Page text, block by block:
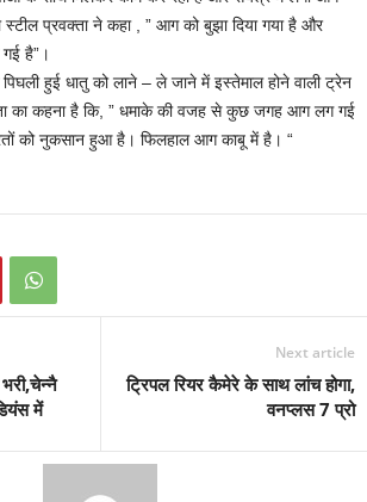
स्टील प्रवक्ता ने कहा , ” आग को बुझा दिया गया है और
है”।
हुई धातु को लाने – ले जाने में इस्तेमाल होने वाली ट्रेन
का कहना है कि, ” धमाके की वजह से कुछ जगह आग लग गई
को नुकसान हुआ है। फिलहाल आग काबू में है। “
में
Next article
ट्रिपल रियर कैमेरे के साथ लांच होगा,
वनप्लस 7 प्रो